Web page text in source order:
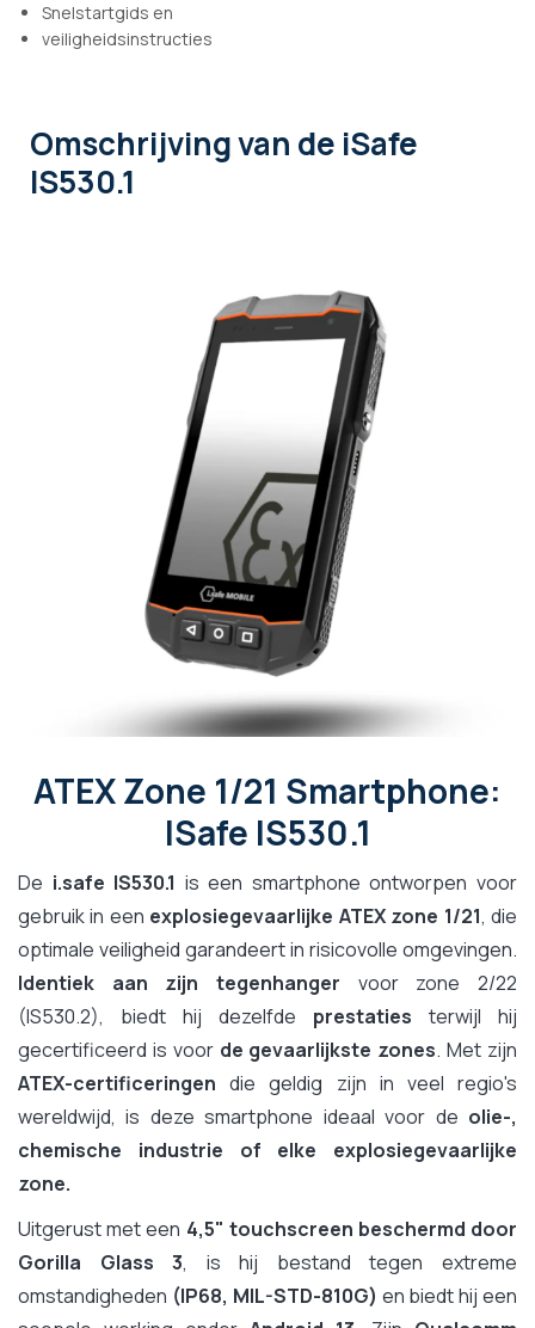
Snelstartgids en
veiligheidsinstructies
Omschrijvingvan de iSafe
IS530.1
ATEX Zone 1/21 Smartphone:
ISafe IS530.1
De i.safe IS530.1 is een smartphone ontworpen voor
gebruik in een explosiegevaarlijke ATEX zone 1/21, die
optimale veiligheid garandeert in risicovolle omgevingen.
Identiek aan zijn tegenhanger voor zone 2/22
(IS530.2), biedt hij dezelfde prestaties terwijl hij
gecertificeerd is voor de gevaarlijkste zones. Met zijn
ATEX-certificeringen die geldig zijn in veel regio's
wereldwijd, is deze smartphone ideaal voor de olie-,
chemische industrie of elke explosiegevaarlijke
zone.
Uitgerust met een 4,5" touchscreen beschermd door
Gorilla Glass 3, is hij bestand tegen extreme
omstandigheden (IP68, MIL-STD-810G) en biedt hij een